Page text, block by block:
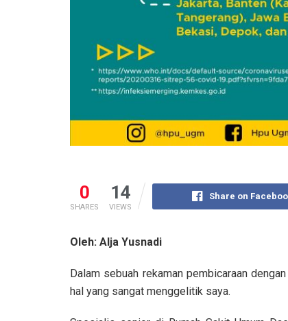
0
SHARES
14
VIEWS
Share on
Oleh: Alja Yusnadi
Dalam sebuah rekaman pembicaraan
hal yang sangat menggelitik saya.